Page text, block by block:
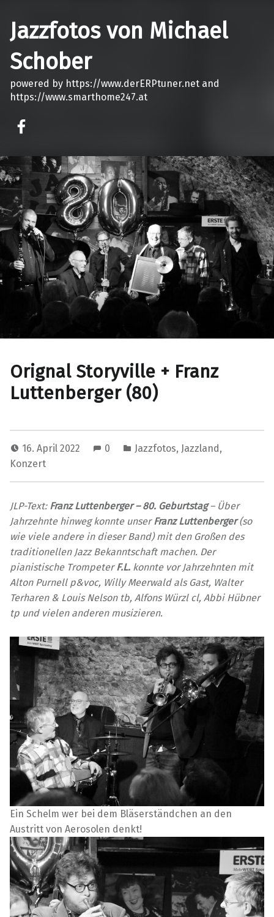
Jazzfotos von Michael
Schober
powered by https://www.derERPtuner.net and
https://www.smarthome247.at
Orignal Storyville + Franz
Luttenberger (80)
16. April 2022 0 Jazzfotos, Jazzland,
Konzert
JLP-Text: Franz Luttenberger – 80. Geburtstag– Über
Jahrzehnte hinweg konnte unserFranz Luttenberger(so
wie viele andere in dieser Band) mit den Großen des
traditionellen Jazz Bekanntschaft machen. Der
pianistische TrompeterF.L. konnte vor Jahrzehnten mit
Alton Purnell p&voc, Willy Meerwald als Gast, Walter
Terharen & Louis Nelson tb, Alfons Würzl cl, Abbi Hübner
tp und vielen anderen musizieren.
Ein Schelm wer bei dem Bläserständchen an den
Austritt von Aerosolen denkt!